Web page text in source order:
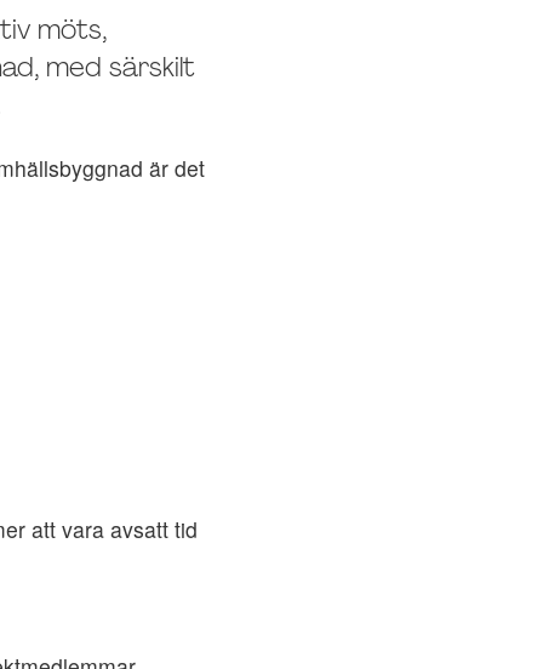
möts,
med särskilt
är det
att vara avsatt tid